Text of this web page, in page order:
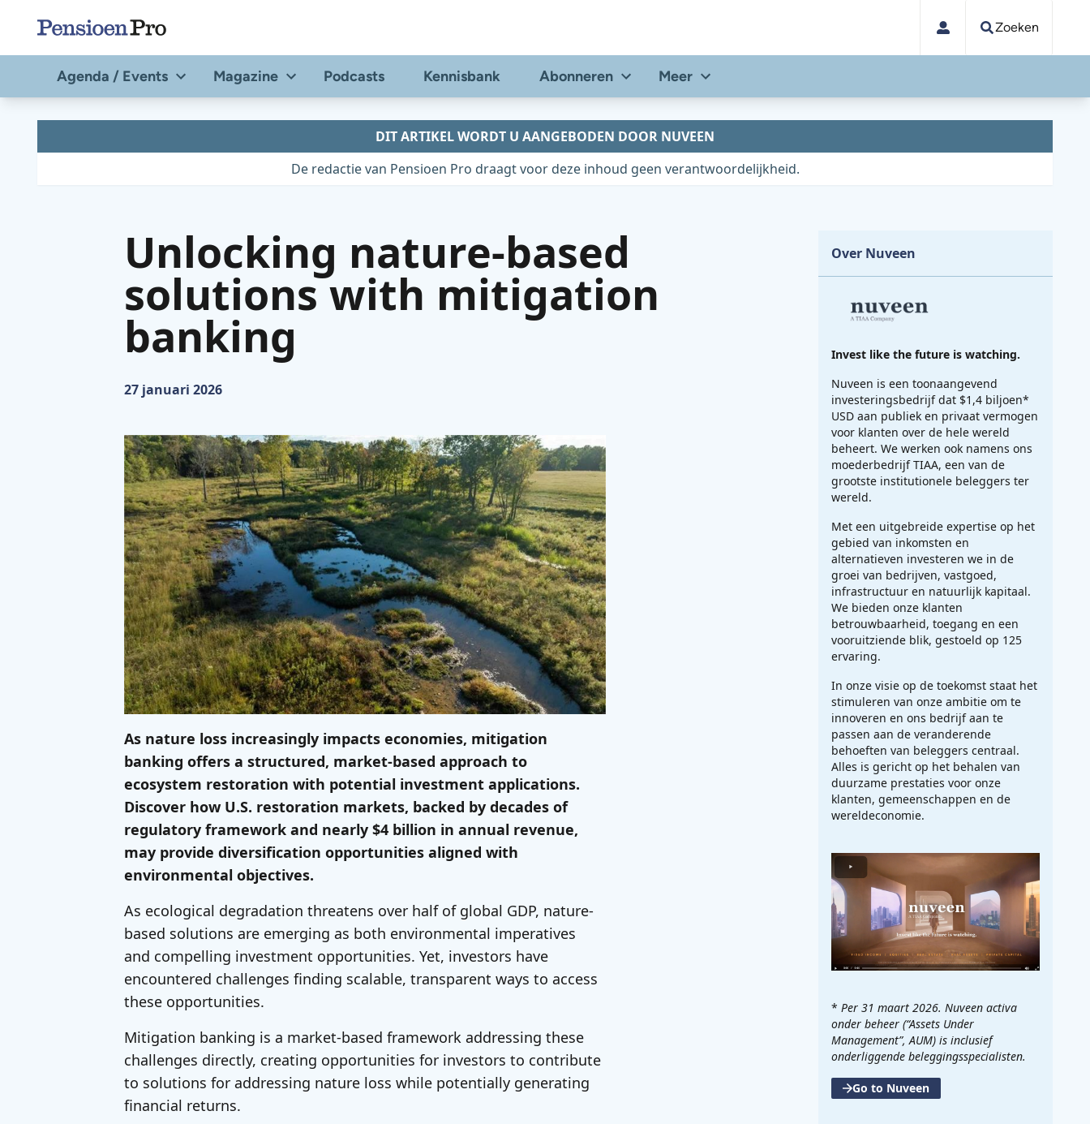
Direct
naar
content
Zoeken
Agenda / Events Magazine Podcasts Kennisbank Abonneren Meer
DIT ARTIKEL WORDT U AANGEBODEN DOOR NUVEEN
De redactie van Pensioen Pro draagt voor deze inhoud geen verantwoordelijkheid.
Unlocking nature-based
solutions with mitigation
banking
Gepubliceerd op:
27 januari 2026
As nature loss increasingly impacts economies, mitigation
banking offers a structured, market-based approach to
ecosystem restoration with potential investment applications.
Discover how U.S. restoration markets, backed by decades of
regulatory framework and nearly $4 billion in annual revenue,
may provide diversification opportunities aligned with
environmental objectives.
As ecological degradation threatens over half of global GDP, nature-
based solutions are emerging as both environmental imperatives
and compelling investment opportunities. Yet, investors have
encountered challenges finding scalable, transparent ways to access
these opportunities.
Mitigation banking is a market-based framework addressing these
challenges directly, creating opportunities for investors to contribute
to solutions for addressing nature loss while potentially generating
financial returns.
Over Nuveen
Invest like the future is watching.
Nuveen is een toonaangevend
investeringsbedrijf dat $1,4 biljoen*
USD aan publiek en privaat vermogen
voor klanten over de hele wereld
beheert. We werken ook namens ons
moederbedrijf TIAA, een van de
grootste institutionele beleggers ter
wereld.
Met een uitgebreide expertise op het
gebied van inkomsten en
alternatieven investeren we in de
groei van bedrijven, vastgoed,
infrastructuur en natuurlijk kapitaal.
We bieden onze klanten
betrouwbaarheid, toegang en een
vooruitziende blik, gestoeld op 125
ervaring.
In onze visie op de toekomst staat het
stimuleren van onze ambitie om te
innoveren en ons bedrijf aan te
passen aan de veranderende
behoeften van beleggers centraal.
Alles is gericht op het behalen van
duurzame prestaties voor onze
klanten, gemeenschappen en de
wereldeconomie.
* Per 31 maart 2026. Nuveen activa
onder beheer (“Assets Under
Management”, AUM) is inclusief
onderliggende beleggingsspecialisten.
Go to Nuveen